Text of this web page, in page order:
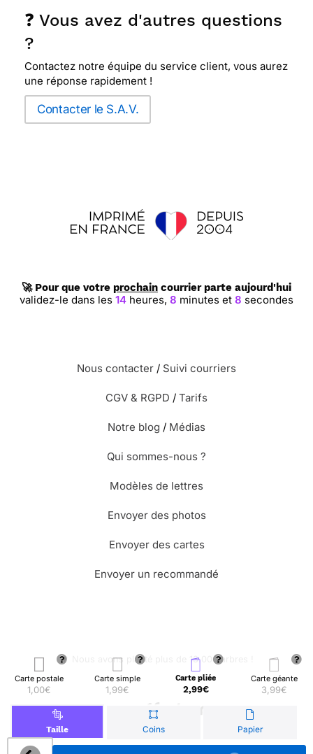
Carte postale
1,00€
Carte simple
1,99€
Carte pliée
2,99€
Carte géante
3,99€
Taille Coins Papier
❓ Vous avez d'autres questions
?
Contactez notre équipe du service client, vous aurez
une réponse rapidement !
Contacter le S.A.V.
🚀 Pour que votre prochain courrier parte aujourd'hui
validez-le dans les 14 heures, 8 minutes et 8 secondes
Nous contacter / Suivi courriers
CGV & RGPD / Tarifs
Notre blog / Médias
Qui sommes-nous ?
Modèles de lettres
Envoyer des photos
Envoyer des cartes
Envoyer un recommandé
🌳 Nous avons planté plus de 13.000 arbres !
© Merci Facteur